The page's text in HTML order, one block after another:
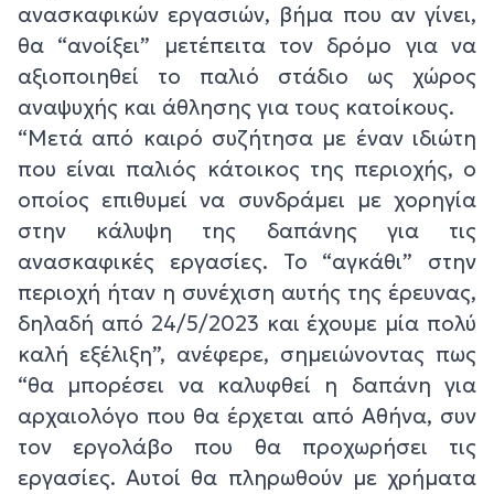
ανασκαφικών εργασιών, βήμα που αν γίνει,
θα “ανοίξει” μετέπειτα τον δρόμο για να
αξιοποιηθεί το παλιό στάδιο ως χώρος
αναψυχής και άθλησης για τους κατοίκους.
“Μετά από καιρό συζήτησα με έναν ιδιώτη
που είναι παλιός κάτοικος της περιοχής, ο
οποίος επιθυμεί να συνδράμει με χορηγία
στην κάλυψη της δαπάνης για τις
ανασκαφικές εργασίες. Το “αγκάθι” στην
περιοχή ήταν η συνέχιση αυτής της έρευνας,
δηλαδή από 24/5/2023 και έχουμε μία πολύ
καλή εξέλιξη”, ανέφερε, σημειώνοντας πως
“θα μπορέσει να καλυφθεί η δαπάνη για
αρχαιολόγο που θα έρχεται από Αθήνα, συν
τον εργολάβο που θα προχωρήσει τις
εργασίες. Αυτοί θα πληρωθούν με χρήματα